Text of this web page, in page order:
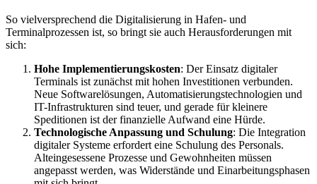
So vielversprechend die Digitalisierung in Hafen- und
Terminalprozessen ist, so bringt sie auch Herausforderungen mit
sich:
Hohe Implementierungskosten: Der Einsatz digitaler
Terminals ist zunächst mit hohen Investitionen verbunden.
Neue Softwarelösungen, Automatisierungstechnologien und
IT-Infrastrukturen sind teuer, und gerade für kleinere
Speditionen ist der finanzielle Aufwand eine Hürde.
Technologische Anpassung und Schulung: Die Integration
digitaler Systeme erfordert eine Schulung des Personals.
Alteingesessene Prozesse und Gewohnheiten müssen
angepasst werden, was Widerstände und Einarbeitungsphasen